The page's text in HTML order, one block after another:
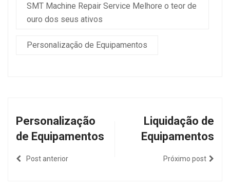
SMT Machine Repair Service Melhore o teor de
ouro dos seus ativos
Personalização de Equipamentos
Personalização
de Equipamentos
Post anterior
Liquidação de
Equipamentos
Próximo post